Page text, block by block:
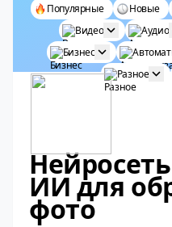
Популярные Новые
Видео
Аудио
Бизнес
Разное
ИИ для
фото